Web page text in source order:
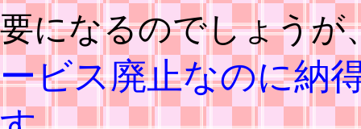
要になるのでしょうが
ービス廃止なのに納